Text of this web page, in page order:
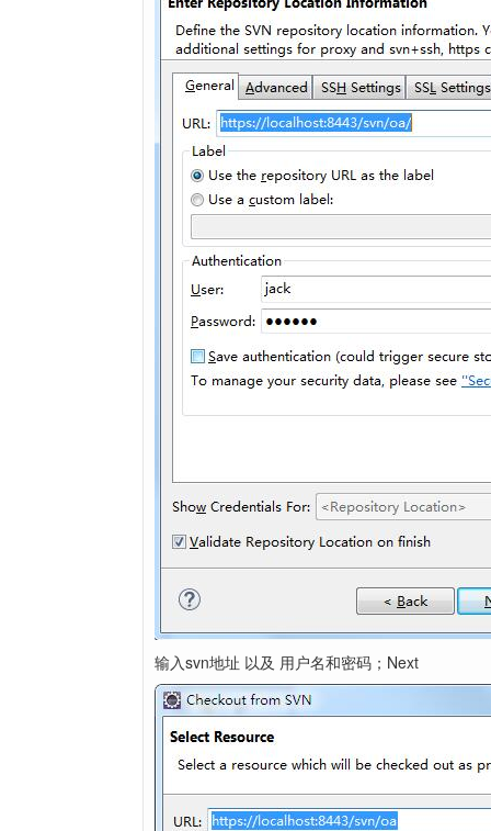
输入svn地址 以及 用户名和密码；Next